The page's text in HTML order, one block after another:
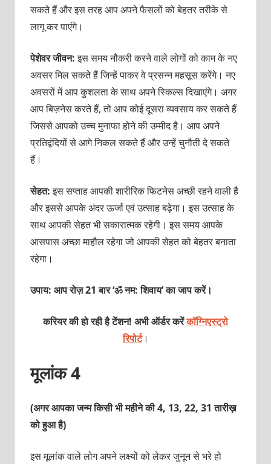
सकते हैं और इस तरह आप अपने फैसलों को बेहतर तरीके से
लागू कर पाएंगे।
पेशेवर जीवन:इस समय नौकरी करने वाले लोगों को काम के नए
अवसर मिल सकते हैं जिन्‍हें पाकर वे प्रसन्‍न महसूस करेंगे। नए
अवसरों में आप कुशलता के साथ अपने स्किल्‍स दिखाएंगे। अगर
आप बिज़नेस करते हैं, तो आप कोई दूसरा व्‍यवसाय कर सकते हैं
जिससे आपको उच्‍च मुनाफा होने की उम्‍मीद है। आप अपने
प्रतिद्वंदियों से आगे निकल सकते हैं और उन्‍हें चुनौती दे सकते
हैं।
सेहत:इस सप्‍ताह आपकी शारीरिक फिटनेस अच्‍छी रहने वाली है
और इससे आपके अंदर ऊर्जा एवं उत्‍साह बढ़ेगा। इस उत्‍साह के
साथ आपकी सेहत भी सकारात्‍मक रहेगी। इस समय आपके
आसपास अच्‍छा माहौल रहेगा जो आपकी सेहत को बेहतर बनाता
रहेगा।
उपाय: आप रोज़ 21 बार ‘ॐ नम: शिवाय’ का जाप करें।
करियर की हो रही है टेंशन! अभी ऑर्डर करेंकॉग्निएस्ट्रो
रिपोर्ट।
मूलांक 4
(अगर आपका जन्म किसी भी महीने की 4, 13, 22, 31 तारीख़
को हुआ है)
इस मूलांक वाले लोग अपने लक्ष्‍यों को लेकर जुनून से भरे हो